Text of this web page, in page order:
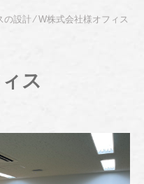
の設計⁄W株式会社様オフィス
ス